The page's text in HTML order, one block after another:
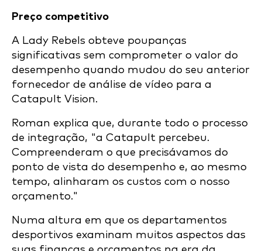
Preço competitivo
A Lady Rebels obteve poupanças
significativas sem comprometer o valor do
desempenho quando mudou do seu anterior
fornecedor de análise de vídeo para a
Catapult Vision.
Roman explica que, durante todo o processo
de integração, "a Catapult percebeu.
Compreenderam o que precisávamos do
ponto de vista do desempenho e, ao mesmo
tempo, alinharam os custos com o nosso
orçamento."
Numa altura em que os departamentos
desportivos examinam muitos aspectos das